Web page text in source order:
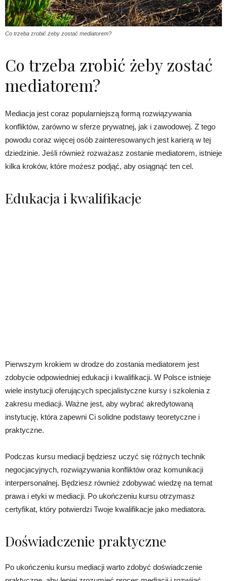
Co trzeba zrobić żeby zostać mediatorem?
Co trzeba zrobić żeby zostać
mediatorem?
Mediacja jest coraz popularniejszą formą rozwiązywania
konfliktów, zarówno w sferze prywatnej, jak i zawodowej. Z tego
powodu coraz więcej osób zainteresowanych jest karierą w tej
dziedzinie. Jeśli również rozważasz zostanie mediatorem, istnieje
kilka kroków, które możesz podjąć, aby osiągnąć ten cel.
Edukacja i kwalifikacje
Pierwszym krokiem w drodze do zostania mediatorem jest
zdobycie odpowiedniej edukacji i kwalifikacji. W Polsce istnieje
wiele instytucji oferujących specjalistyczne kursy i szkolenia z
zakresu mediacji. Ważne jest, aby wybrać akredytowaną
instytucję, która zapewni Ci solidne podstawy teoretyczne i
praktyczne.
Podczas kursu mediacji będziesz uczyć się różnych technik
negocjacyjnych, rozwiązywania konfliktów oraz komunikacji
interpersonalnej. Będziesz również zdobywać wiedzę na temat
prawa i etyki w mediacji. Po ukończeniu kursu otrzymasz
certyfikat, który potwierdzi Twoje kwalifikacje jako mediatora.
Doświadczenie praktyczne
Po ukończeniu kursu mediacji warto zdobyć doświadczenie